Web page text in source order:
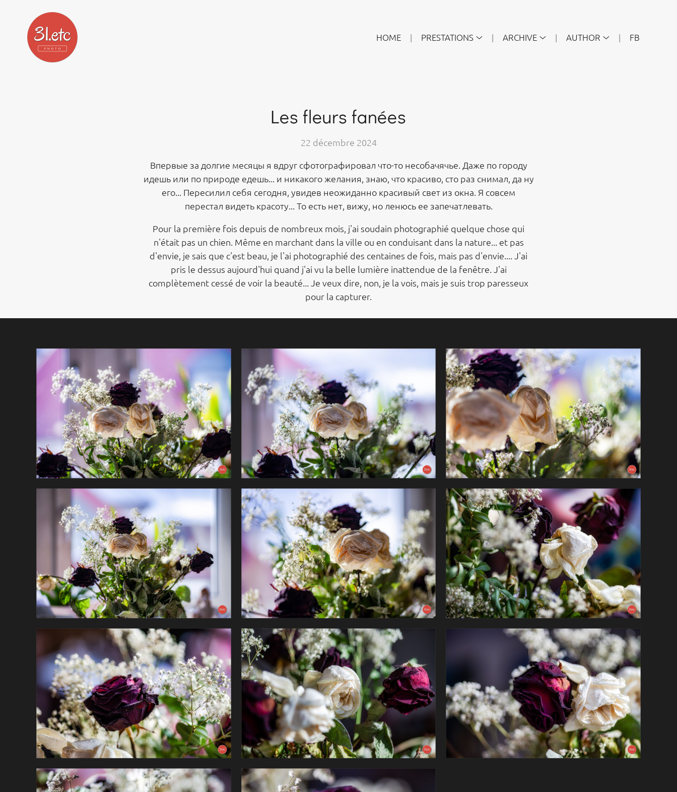
HOME PRESTATIONS ARCHIVE AUTHOR FB
Les fleurs fanées
22 décembre 2024
Впервые за долгие месяцы я вдруг сфотографировал что-то несобачячье. Даже по городу
идешь или по природе едешь... и никакого желания, знаю, что красиво, сто раз снимал, да ну
его... Пересилил себя сегодня, увидев неожиданно красивый свет из окна. Я совсем
перестал видеть красоту... То есть нет, вижу, но ленюсь ее запечатлевать.
Pour la première fois depuis de nombreux mois, j'ai soudain photographié quelque chose qui
n'était pas un chien. Même en marchant dans la ville ou en conduisant dans la nature... et pas
d'envie, je sais que c'est beau, je l'ai photographié des centaines de fois, mais pas d'envie.... J'ai
pris le dessus aujourd'hui quand j'ai vu la belle lumière inattendue de la fenêtre. J'ai
complètement cessé de voir la beauté... Je veux dire, non, je la vois, mais je suis trop paresseux
pour la capturer.